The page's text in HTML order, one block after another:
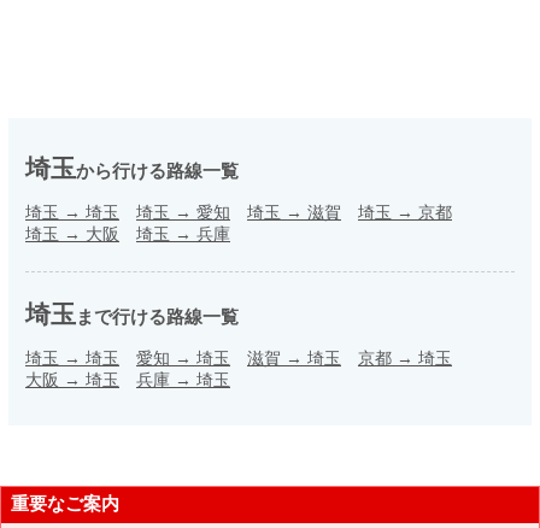
埼玉から行ける路線一覧
埼玉 → 埼玉 埼玉 → 愛知 埼玉 → 滋賀 埼玉 → 京都
埼玉 → 大阪 埼玉 → 兵庫
埼玉 まで行ける路線一覧
埼玉 → 埼玉 愛知 → 埼玉 滋賀 → 埼玉 京都 → 埼玉
大阪 → 埼玉 兵庫 → 埼玉
重要なご案内